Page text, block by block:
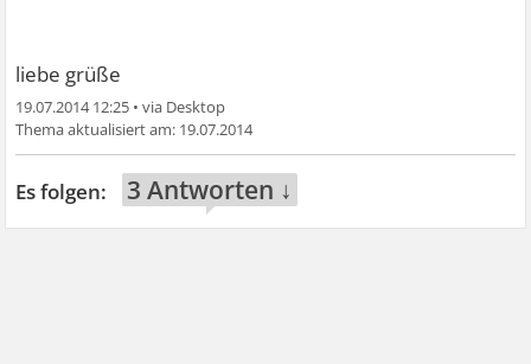
liebe grüße
19.07.2014 12:25 •
19.07.2014
3 Antworten ↓